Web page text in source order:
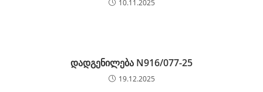
10.11.2025
დადგენილება N916/077-25
19.12.2025